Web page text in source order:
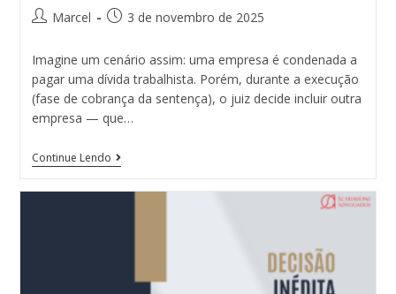
Marcel 3 de novembro de 2025
Imagine um cenário assim: uma empresa é condenada a
pagar uma dívida trabalhista. Porém, durante a execução
(fase de cobrança da sentença), o juiz decide incluir outra
empresa — que…
Continue Lendo